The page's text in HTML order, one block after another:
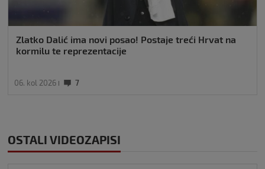
Zlatko Dalić ima novi posao! Postaje treći Hrvat na
kormilu te reprezentacije
06. kol 2026 7
OSTALI VIDEOZAPISI